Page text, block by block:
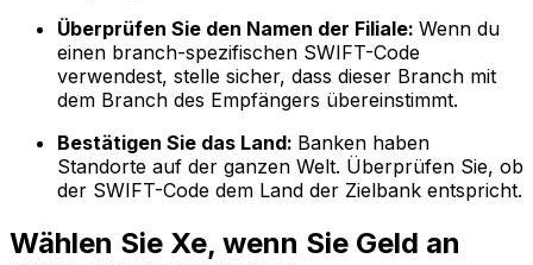
Überprüfen Sie den Namen der Filiale: Wenn du
einen branch-spezifischen SWIFT-Code
verwendest, stelle sicher, dass dieser Branch mit
dem Branch des Empfängers übereinstimmt.
Bestätigen Sie das Land: Banken haben
Standorte auf der ganzen Welt. Überprüfen Sie, ob
der SWIFT-Code dem Land der Zielbank entspricht.
Wählen Sie Xe, wenn Sie Geld an